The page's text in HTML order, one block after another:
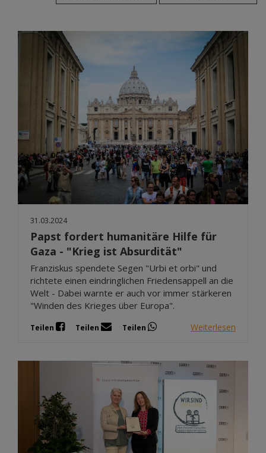
Aug 2026
Jul 2026
Jun 2026
Mai 2026
Apr 2026
Mär 2026
Feb 2026
Jan 2026
Dez 2025
Nov 2025
Okt 2025
Sep 2025
31.03.2024
Papst fordert humanitäre Hilfe für
Gaza - "Krieg ist Absurdität"
Franziskus spendete Segen "Urbi et orbi" und
richtete einen eindringlichen Friedensappell an die
Welt - Dabei warnte er auch vor immer stärkeren
"Winden des Krieges über Europa".
Teilen Teilen Teilen Weiterlesen